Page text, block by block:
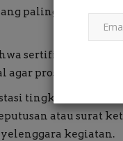
paling sering
sertifikat tingkat
agar proses
tingkat
atau surat
kegiatan.